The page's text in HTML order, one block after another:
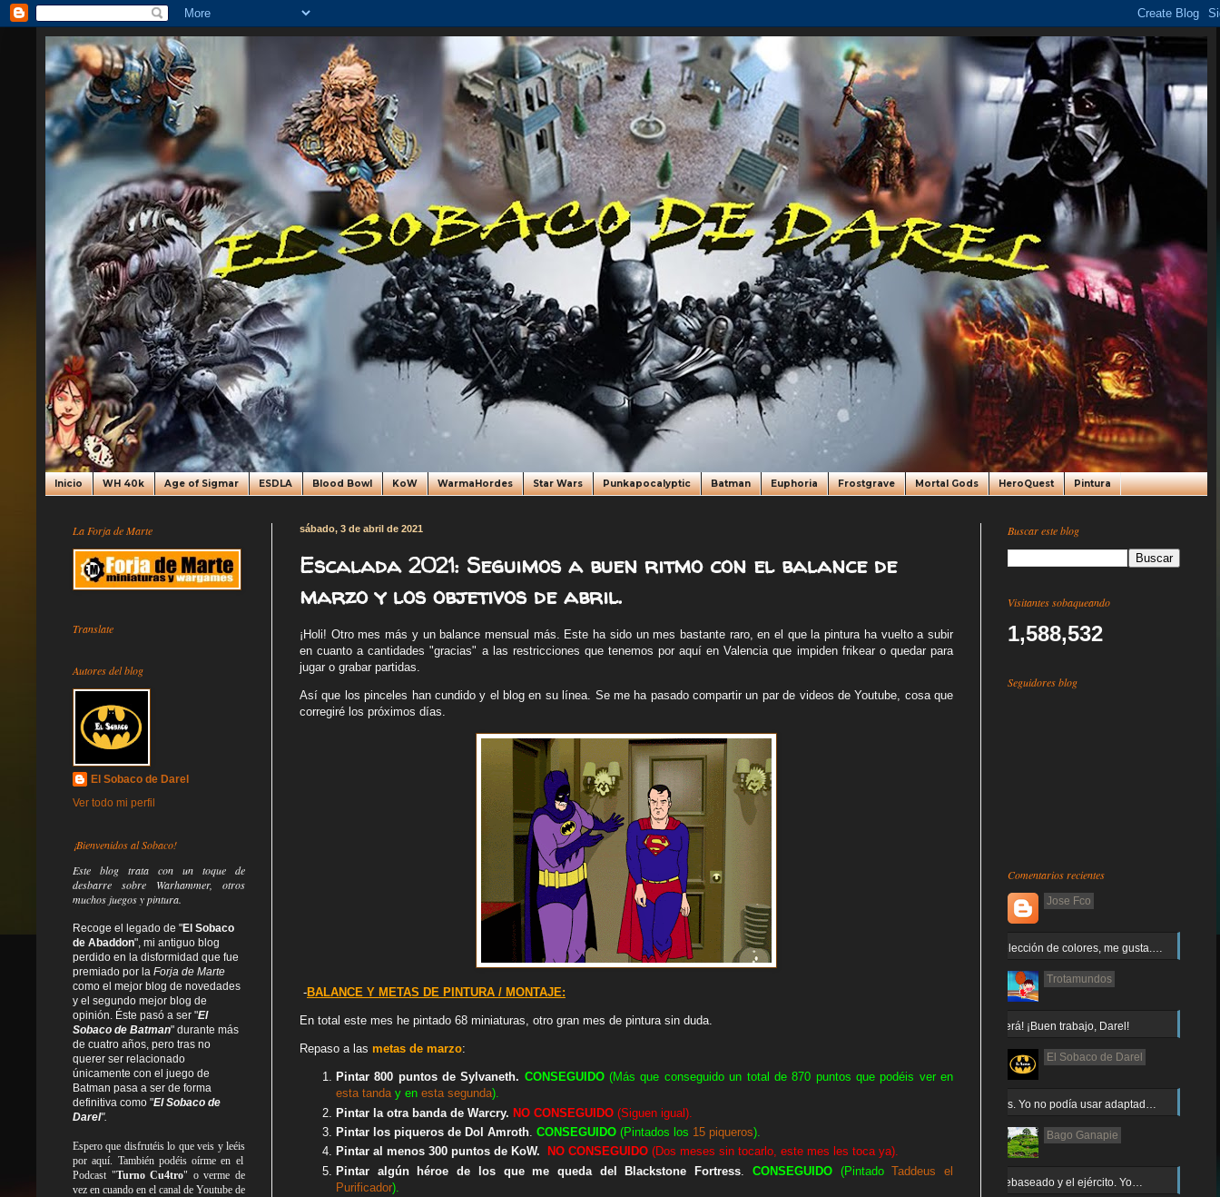
Inicio WH 40k Age of Sigmar ESDLA Blood Bowl KoW WarmaHordes Star Wars Punkapocalyptic Batman Euphoria Frostgrave Mortal Gods HeroQuest Pintura
sábado, 3 de abril de 2021
Escalada 2021: Seguimos a buen ritmo con el balance de
marzo y los objetivos de abril.
¡Holi! Otro mes más y un balance mensual más. Este ha sido un mes bastante raro, en el que la pintura ha vuelto a subir
en cuanto a cantidades "gracias" a las restricciones que tenemos por aquí en Valencia que impiden frikear o quedar para
jugar o grabar partidas.
Así que los pinceles han cundido y el blog en su línea. Se me ha pasado compartir un par de videos de Youtube, cosa que
corregiré los próximos días.
-BALANCE Y METAS DE PINTURA / MONTAJE:
En total este mes he pintado 68 miniaturas, otro gran mes de pintura sin duda.
Repaso a las metas de marzo:
Pintar 800 puntos de Sylvaneth. CONSEGUIDO(Más que conseguido un total de 870 puntos que podéis ver en
esta tanday en esta segunda).
Pintar la otra banda de Warcry. NO CONSEGUIDO (Siguen igual).
Pintar los piqueros de Dol Amroth CONSEGUIDO (Pintados los 15 piqueros).
Pintar al menos 300 puntos de KoW.
NO CONSEGUIDO (Dos meses sin tocarlo, este mes les toca ya).
Pintar algún héroe de los que me queda del Blackstone Fortress
CONSEGUIDO(PintadoTaddeus el
Purificador).
La Forja de Marte
Translate
Autores del blog
El Sobaco de Darel
Ver todo mi perfil
¡Bienvenidos al Sobaco!
Este blog trata con un toque de
desbarre sobre Warhammer, otros
muchos juegos y pintura.
Recoge el legado de "El Sobaco
de Abaddon", mi antiguo blog
perdido en la disformidad que fue
premiado por la Forja de Marte
como el mejor blog de novedades
y el segundo mejor blog de
opinión. Éste pasó a ser "El
Sobaco de Batman" durante más
de cuatro años, pero tras no
querer ser relacionado
únicamente con el juego de
Batman pasa a ser de forma
definitiva como "El Sobaco de
Darel".
Espero que disfrutéis lo queveis yleéis
por aquí. También podéis oírme en el
Podcast "Turno Cu4tro" o verme de
vez en cuando en el canal de Youtube de
Buscar este blog
Visitantes sobaqueando
1,588,532
Seguidores blog
Comentarios recientes
Jose Fco
Muy buena elección de colores, me gusta.…
Trotamundos
¡Arnor no caerá! ¡Buen trabajo, Darel!
El Sobaco de Darel
Jajaja gracias. Yo no podía usar adaptad…
Bago Ganapie
Increíble el rebaseado y el ejército. Yo…